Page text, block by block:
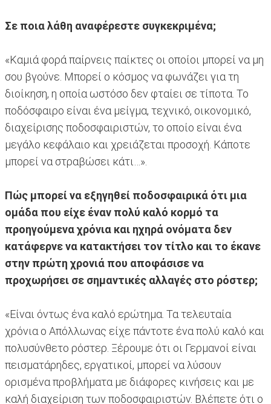
Σε ποια λάθη αναφέρεστε συγκεκριμένα;
«Καμιά φορά παίρνεις παίκτες οι οποίοι μπορεί να μη
σου βγούνε. Μπορεί ο κόσμος να φωνάζει για τη
διοίκηση, η οποία ωστόσο δεν φταίει σε τίποτα. Το
ποδόσφαιρο είναι ένα μείγμα, τεχνικό, οικονομικό,
διαχείρισης ποδοσφαιριστών, το οποίο είναι ένα
μεγάλο κεφάλαιο και χρειάζεται προσοχή. Κάποτε
μπορεί να στραβώσει κάτι…».
Πώς μπορεί να εξηγηθεί ποδοσφαιρικά ότι μια
ομάδα που είχε έναν πολύ καλό κορμό τα
προηγούμενα χρόνια και ηχηρά ονόματα δεν
κατάφερνε να κατακτήσει τον τίτλο και το έκανε
στην πρώτη χρονιά που αποφάσισε να
προχωρήσει σε σημαντικές αλλαγές στο ρόστερ;
«Είναι όντως ένα καλό ερώτημα. Τα τελευταία
χρόνια ο Απόλλωνας είχε πάντοτε ένα πολύ καλό και
πολυσύνθετο ρόστερ. Ξέρουμε ότι οι Γερμανοί είναι
πεισματάρηδες, εργατικοί, μπορεί να λύσουν
ορισμένα προβλήματα με διάφορες κινήσεις και με
καλή διαχείριση των ποδοσφαιριστών. Βλέπετε ότι ο